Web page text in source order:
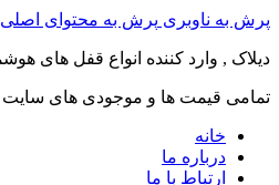
پرش به ناوبری پرش به محتوای اصلی
دیلاک , وارد کننده انواع قفل های
تمامی قیمت ها و موجودی های سایت
خانه
درباره ما
ارتباط با ما